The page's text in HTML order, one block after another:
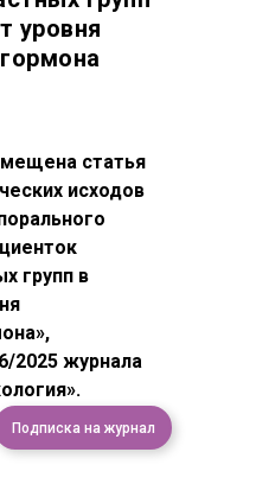
уровня
статья
исходов
групп в
2025 журнала
Подписка на журнал